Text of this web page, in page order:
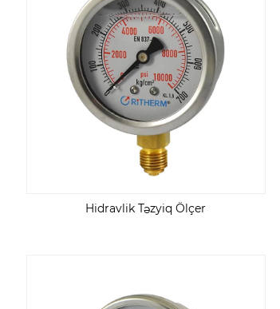
Hidravlik Təzyiq Ölçer